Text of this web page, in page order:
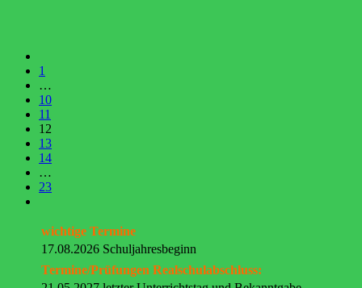
1
…
10
11
12
13
14
…
23
wichtige Termine
17.08.2026 Schuljahresbeginn
Termine/Prüfungen Realschulabschluss: